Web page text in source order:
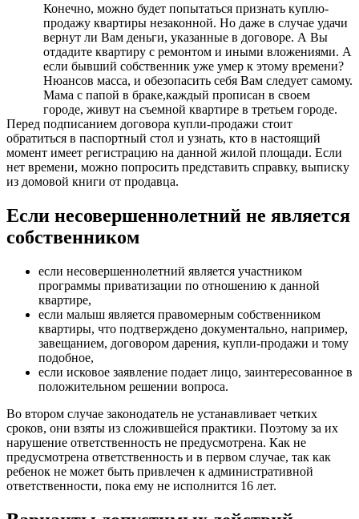
Конечно, можно будет попытаться признать куплю-
продажу квартиры незаконной. Но даже в случае удачи
вернут ли Вам деньги, указанные в договоре. А Вы
отдадите квартиру с ремонтом и иными вложениями. А
если бывший собственник уже умер к этому времени?
Нюансов масса, и обезопасить себя Вам следует самому.
Мама с папой в браке,каждый прописан в своем
городе, живут на съемной квартире в третьем городе.
Перед подписанием договора купли-продажи стоит
обратиться в паспортный стол и узнать, кто в настоящий
момент имеет регистрацию на данной жилой площади. Если
нет времени, можно попросить представить справку, выписку
из домовой книги от продавца.
Если несовершеннолетний не является
собственником
если несовершеннолетний является участником
программы приватизации по отношению к данной
квартире,
если малыш является правомерным собственником
квартиры, что подтверждено документально, например,
завещанием, договором дарения, купли-продажи и тому
подобное,
если исковое заявление подает лицо, заинтересованное в
положительном решении вопроса.
Во втором случае законодатель не устанавливает четких
сроков, они взяты из сложившейся практики. Поэтому за их
нарушение ответственность не предусмотрена. Как не
предусмотрена ответственность и в первом случае, так как
ребенок не может быть привлечен к административной
ответственности, пока ему не исполнится 16 лет.